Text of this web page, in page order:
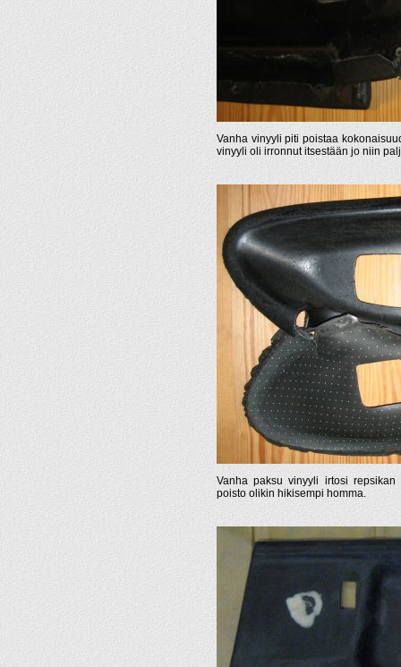
Vanha vinyyli piti poistaa
vinyyli oli irronnut itsestään jo niin
Vanha paksu vinyyli irtosi repsikan
poisto olikin hikisempi homma.